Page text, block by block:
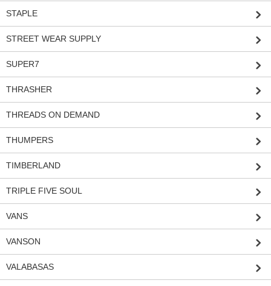
STAPLE
STREET WEAR SUPPLY
SUPER7
THRASHER
THREADS ON DEMAND
THUMPERS
TIMBERLAND
TRIPLE FIVE SOUL
VANS
VANSON
VALABASAS